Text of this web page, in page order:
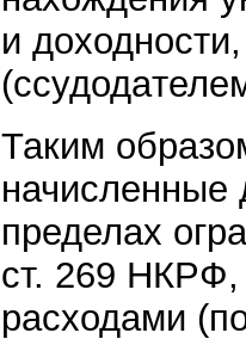
и
Таким
начисленные
пределах
ст. 269 НКРФ,
расходами